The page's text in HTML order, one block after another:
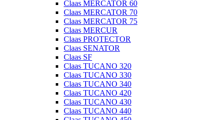
Claas MERCATOR 60
Claas MERCATOR 70
Claas MERCATOR 75
Claas MERCUR
Claas PROTECTOR
Claas SENATOR
Claas SF
Claas TUCANO 320
Claas TUCANO 330
Claas TUCANO 340
Claas TUCANO 420
Claas TUCANO 430
Claas TUCANO 440